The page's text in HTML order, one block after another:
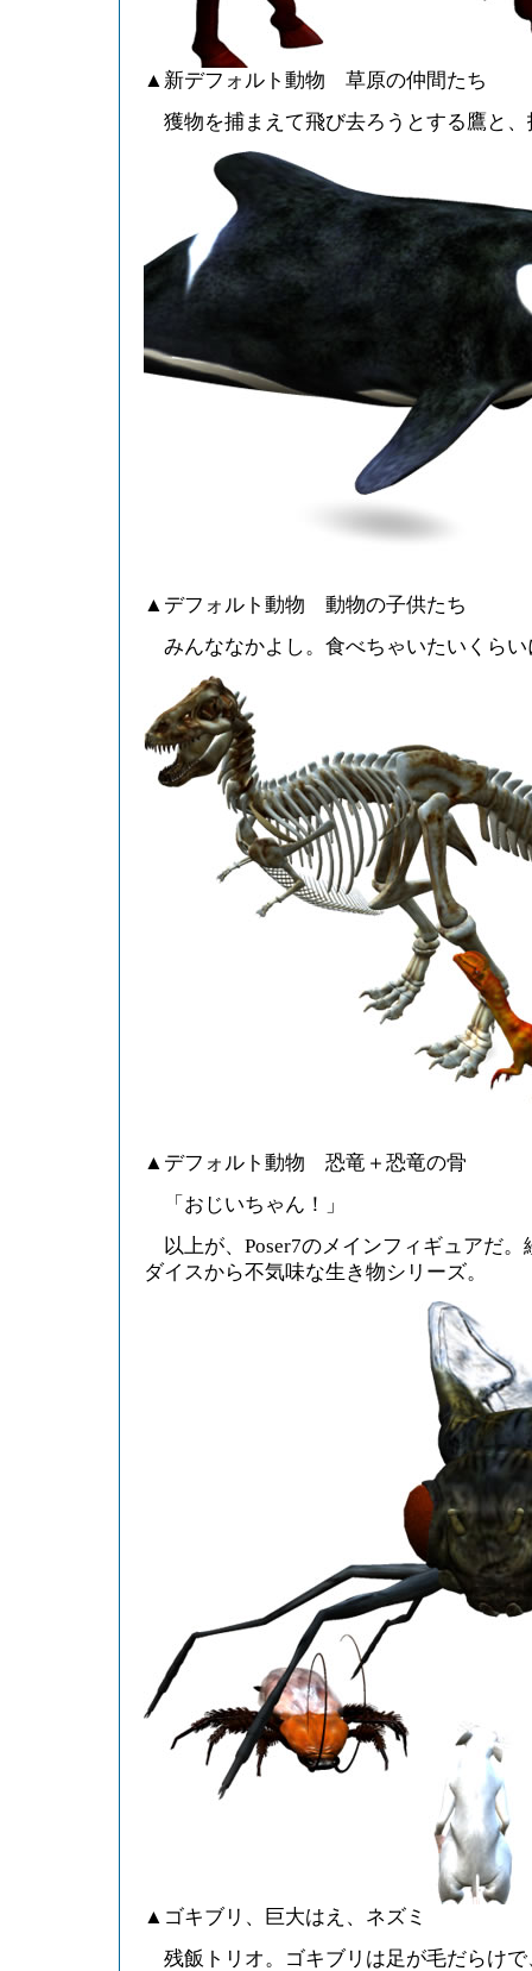
▲新デフォルト動物 草原の仲間たち
獲物を捕まえて飛び去ろうとする鷹と、
▲デフォルト動物 動物の子供たち
みんななかよし。食べちゃいたいくらい
▲デフォルト動物 恐竜＋恐竜の骨
「おじいちゃん！」
以上が、Poser7のメインフィギュアだ。
ダイスから不気味な生き物シリーズ。
▲ゴキブリ、巨大はえ、ネズミ
残飯トリオ。ゴキブリは足が毛だらけ